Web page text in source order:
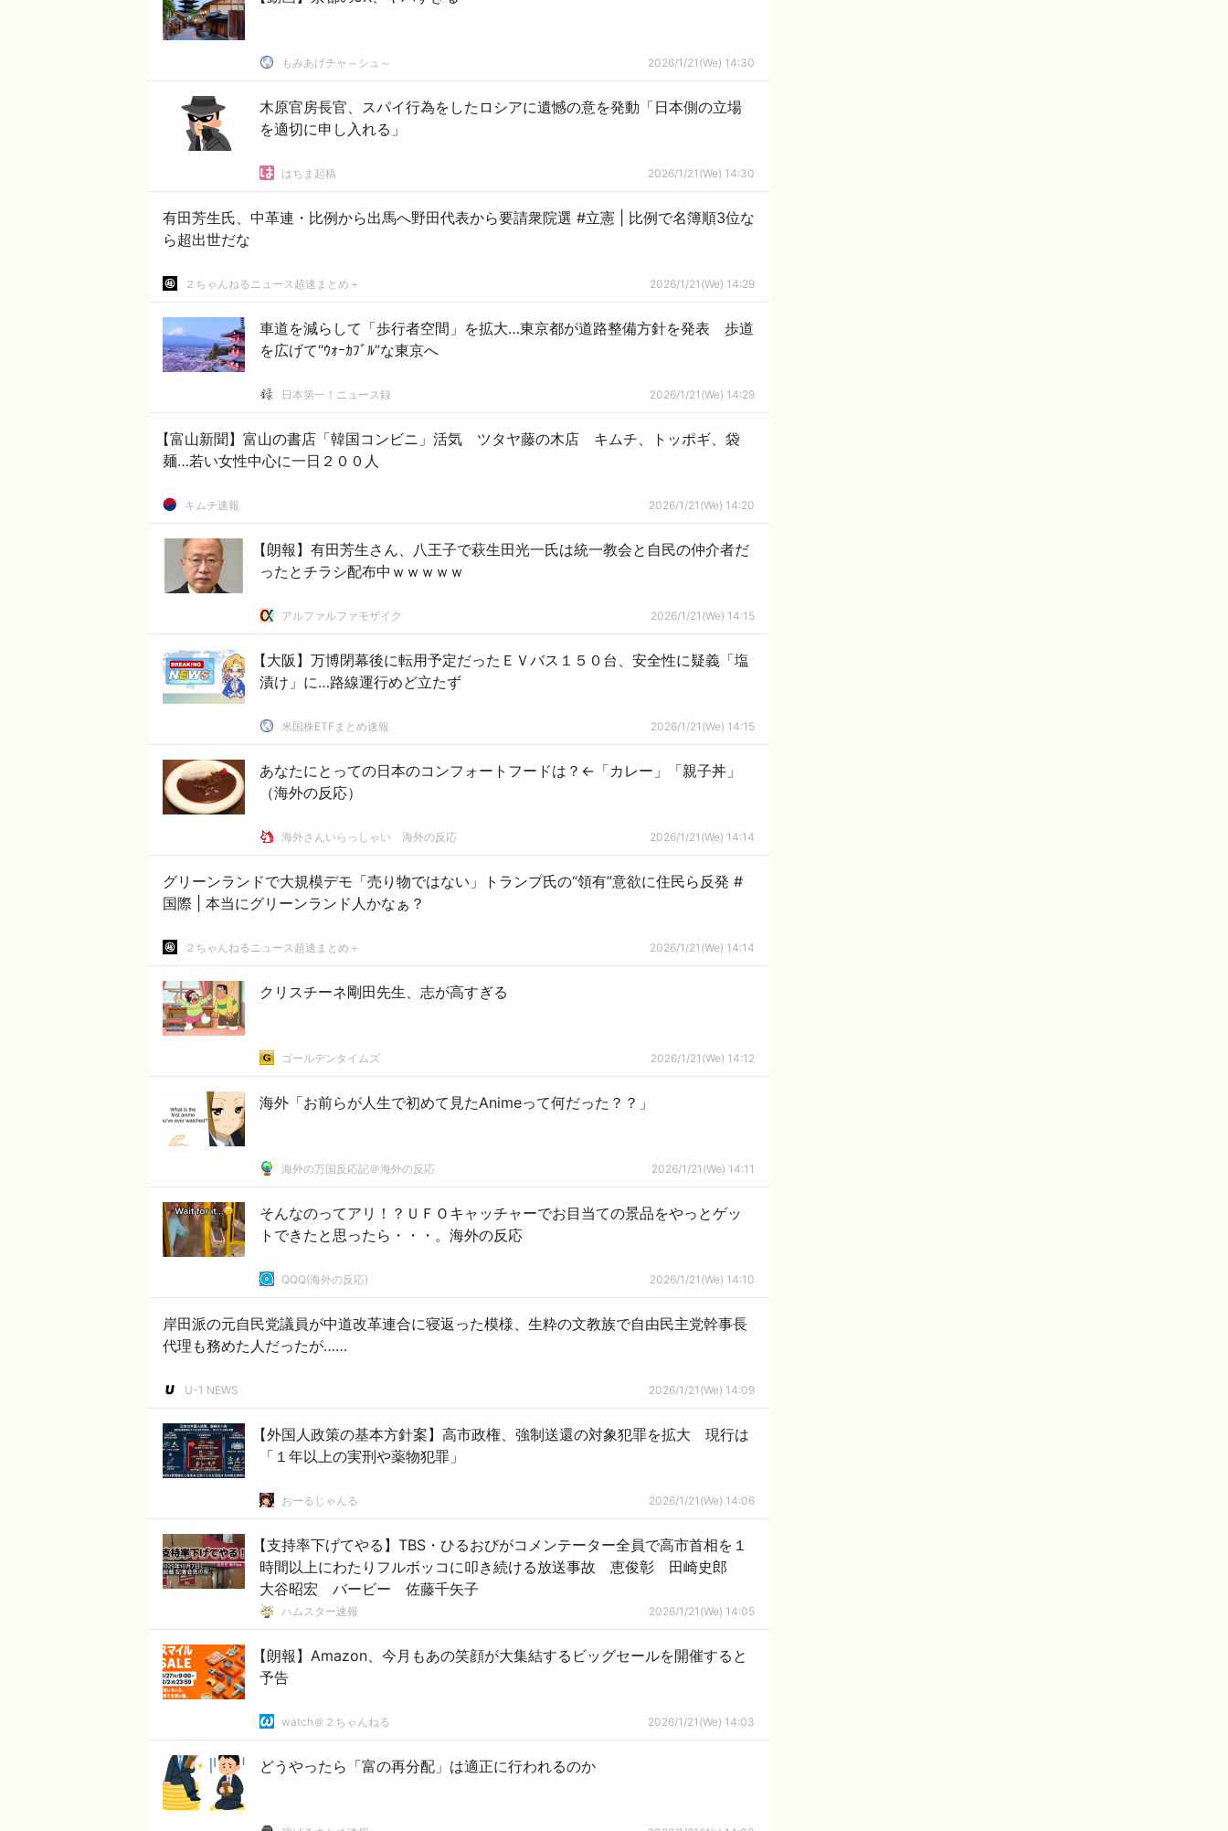
もみあげチャ～シュ～ 2026/1/21(We) 14:30
木原官房長官、スパイ行為をしたロシアに遺憾の意を発動「日本側の立場
を適切に申し入れる」
はちま起稿 2026/1/21(We) 14:30
有田芳生氏、中革連・比例から出馬へ野田代表から要請衆院選 #立憲 | 比例で名簿順3位な
ら超出世だな
２ちゃんねるニュース超速まとめ＋ 2026/1/21(We) 14:29
車道を減らして「歩行者空間」を拡大…東京都が道路整備方針を発表 歩道
を広げて“ｳｫｰｶﾌﾞﾙ”な東京へ
日本第一！ニュース録 2026/1/21(We) 14:29
【富山新聞】富山の書店「韓国コンビニ」活気 ツタヤ藤の木店 キムチ、トッポギ、袋
麺…若い女性中心に一日２００人
キムチ速報 2026/1/21(We) 14:20
【朗報】有田芳生さん、八王子で萩生田光一氏は統一教会と自民の仲介者だ
ったとチラシ配布中ｗｗｗｗｗ
アルファルファモザイク 2026/1/21(We) 14:15
【大阪】万博閉幕後に転用予定だったＥＶバス１５０台、安全性に疑義「塩
漬け」に…路線運行めど立たず
米国株ETFまとめ速報 2026/1/21(We) 14:15
あなたにとっての日本のコンフォートフードは？←「カレー」「親子丼」
（海外の反応）
海外さんいらっしゃい 海外の反応 2026/1/21(We) 14:14
グリーンランドで大規模デモ「売り物ではない」トランプ氏の“領有”意欲に住民ら反発 #
国際 | 本当にグリーンランド人かなぁ？
２ちゃんねるニュース超速まとめ＋ 2026/1/21(We) 14:14
クリスチーネ剛田先生、志が高すぎる
ゴールデンタイムズ 2026/1/21(We) 14:12
海外「お前らが人生で初めて見たAnimeって何だった？？」
海外の万国反応記＠海外の反応 2026/1/21(We) 14:11
そんなのってアリ！？ＵＦＯキャッチャーでお目当ての景品をやっとゲッ
トできたと思ったら・・・。海外の反応
QQQ(海外の反応) 2026/1/21(We) 14:10
岸田派の元自民党議員が中道改革連合に寝返った模様、生粋の文教族で自由民主党幹事長
代理も務めた人だったが……
U-1 NEWS 2026/1/21(We) 14:09
【外国人政策の基本方針案】高市政権、強制送還の対象犯罪を拡大 現行は
「１年以上の実刑や薬物犯罪」
おーるじゃんる 2026/1/21(We) 14:06
【支持率下げてやる】TBS・ひるおびがコメンテーター全員で高市首相を１
時間以上にわたりフルボッコに叩き続ける放送事故 恵俊彰 田崎史郎
大谷昭宏 バービー 佐藤千矢子
ハムスター速報 2026/1/21(We) 14:05
【朗報】Amazon、今月もあの笑顔が大集結するビッグセールを開催すると
予告
watch＠２ちゃんねる 2026/1/21(We) 14:03
どうやったら「富の再分配」は適正に行われるのか